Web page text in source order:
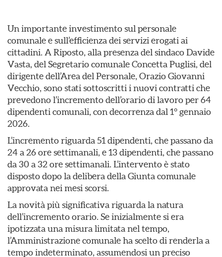
Un importante investimento sul personale
comunale e sull’efficienza dei servizi erogati ai
cittadini. A Riposto, alla presenza del sindaco Davide
Vasta, del Segretario comunale Concetta Puglisi, del
dirigente dell’Area del Personale, Orazio Giovanni
Vecchio, sono stati sottoscritti i nuovi contratti che
prevedono l’incremento dell’orario di lavoro per 64
dipendenti comunali, con decorrenza dal 1° gennaio
2026.
L’incremento riguarda 51 dipendenti, che passano da
24 a 26 ore settimanali, e 13 dipendenti, che passano
da 30 a 32 ore settimanali. L’intervento è stato
disposto dopo la delibera della Giunta comunale
approvata nei mesi scorsi.
La novità più significativa riguarda la natura
dell’incremento orario. Se inizialmente si era
ipotizzata una misura limitata nel tempo,
l’Amministrazione comunale ha scelto di renderla a
tempo indeterminato, assumendosi un preciso